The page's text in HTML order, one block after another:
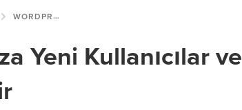
WORDPRESS BLOGUNUZA YENI KULLANICILAR VE YAZARLAR NASIL EKLENIR
Yeni Kullanıcılar ve